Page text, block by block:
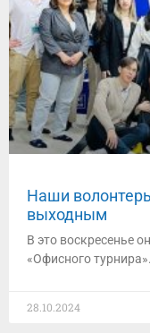
Наши
выходным
В это воскресенье
«Офисного турнира».
28.10.2024